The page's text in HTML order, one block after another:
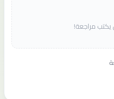
مراجعة!